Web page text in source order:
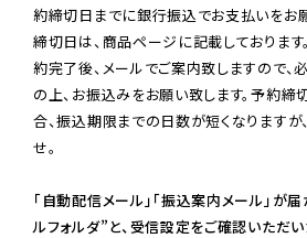
約締切日までに銀行振込でお支払いをお
締切日は、商品ページに記載しておりま
約完了後、メールでご案内致しますので、
の上、お振込みをお願い致します。予約
合、振込期限までの日数が短くなりますが
せ。
「自動配信メール」「振込案内メール」が
ルフォルダ”と、受信設定をご確認いただ